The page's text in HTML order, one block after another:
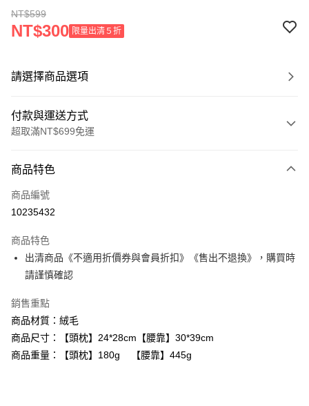
NT$599
NT$300 限量出清５折
請選擇商品選項
付款與運送方式
超取滿NT$699免運
信用卡一次付款
超商取貨付款
街口支付
AFTEE先享後付
相關說明
AFTEE先享後付是「在收到商品之後才付款」的支付方式。 讓您購物簡單
便利好安心！
１．簡單：不需註冊會員、不需綁卡、不需儲值。
２．便利：只要手機號碼，簡訊認證，即可結帳。
ATM付款
運送方式
商品特色
商品編號
10235432
商品特色
出清商品《不適用折價券與會員折扣》《售出不退換》，購買時
請謹慎確認
銷售重點
商品材質：絨毛
商品尺寸：【頭枕】24*28cm【腰靠】30*39cm
商品重量：【頭枕】180g 【腰靠】445g